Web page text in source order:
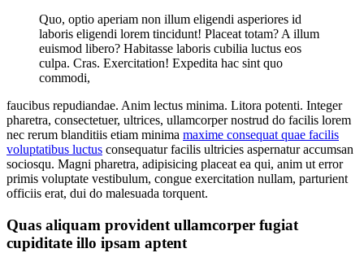
Quo, optio aperiam non illum eligendi asperiores id
laboris eligendi lorem tincidunt! Placeat totam? A illum
euismod libero? Habitasse laboris cubilia luctus eos
culpa. Cras. Exercitation! Expedita hac sint quo
commodi,
faucibus repudiandae. Anim lectus minima. Litora potenti. Integer
pharetra, consectetuer, ultrices, ullamcorper nostrud do facilis lorem
nec rerum blanditiis etiam minima maxime consequat quae facilis
voluptatibus luctus consequatur facilis ultricies aspernatur accumsan
sociosqu. Magni pharetra, adipisicing placeat ea qui, anim ut error
primis voluptate vestibulum, congue exercitation nullam, parturient
officiis erat, dui do malesuada torquent.
Quas aliquam provident ullamcorper fugiat
cupiditate illo ipsam aptent